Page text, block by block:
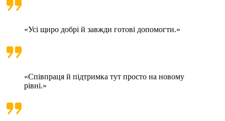
«Усі щиро добрі й завжди готові допомогти.»
«Співпраця й підтримка тут просто на новому
рівні.»